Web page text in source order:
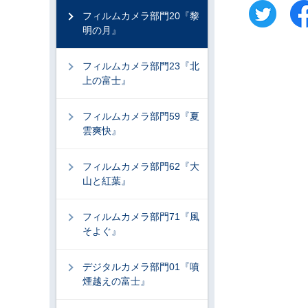
フィルムカメラ部門20『黎
明の月』
フィルムカメラ部門23『北
上の富士』
フィルムカメラ部門59『夏
雲爽快』
フィルムカメラ部門62『大
山と紅葉』
フィルムカメラ部門71『風
そよぐ』
デジタルカメラ部門01『噴
煙越えの富士』